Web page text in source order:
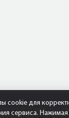
cookie для
сервиса. Нажимая
на